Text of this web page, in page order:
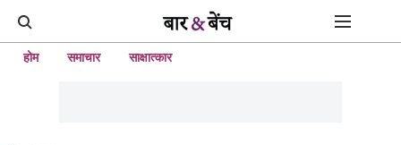
होम समाचार साक्षात्कार